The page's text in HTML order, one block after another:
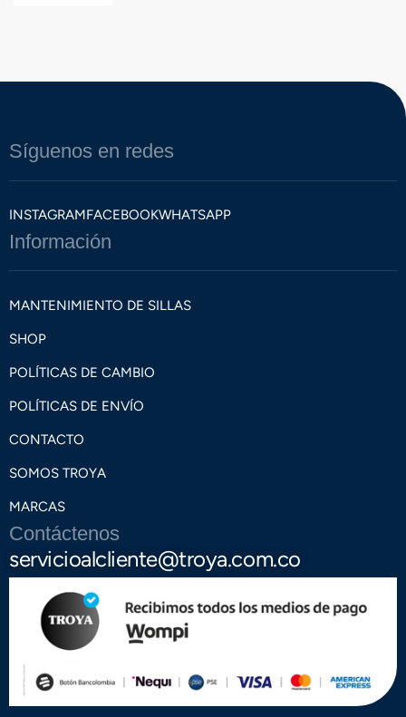
Síguenos en redes
INSTAGRAMFACEBOOKWHATSAPP
Información
MANTENIMIENTO DE SILLAS
SHOP
POLÍTICAS DE CAMBIO
POLÍTICAS DE ENVÍO
CONTACTO
SOMOS TROYA
MARCAS
Contáctenos
servicioalcliente@troya.com.co